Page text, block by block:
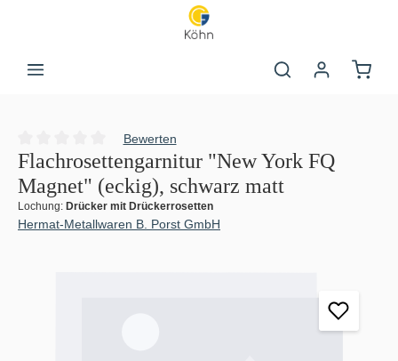
Durchschnittliche Bewertung von 0 von 5 Sternen
Bewerten
Flachrosettengarnitur "New York FQ
Magnet" (eckig), schwarz matt
Lochung: Drücker mit Drückerrosetten
Hermat-Metallwaren B. Porst GmbH